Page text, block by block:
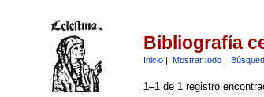
Bibliografía
Inicio| Mostrar todo|
1–1 de 1 registro